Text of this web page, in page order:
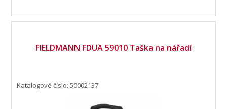
FIELDMANN FDUA 59010 Taška na nářadí
Katalogové číslo: 50002137